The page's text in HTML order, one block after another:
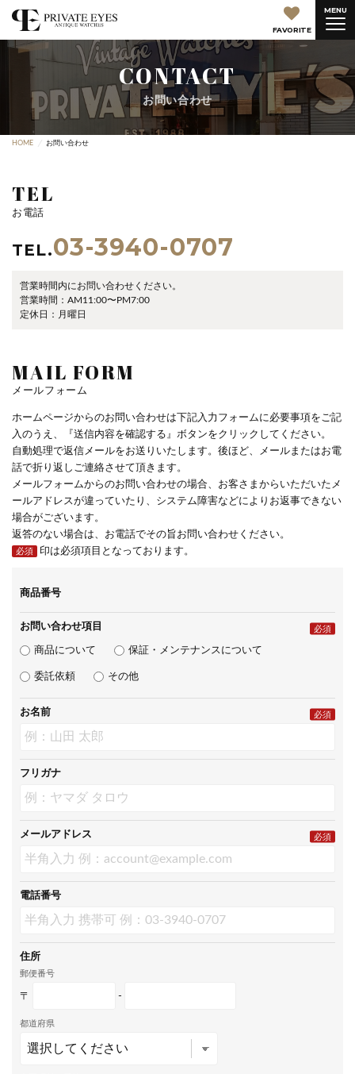
FAVORITE
MENU
CONTACT
お問い合わせ
HOME お問い合わせ
TEL
お電話
TEL.03-3940-0707
営業時間内にお問い合わせください。
営業時間：AM11:00〜PM7:00
定休日：月曜日
MAIL FORM
メールフォーム
ホームページからのお問い合わせは下記入力フォームに必要事項をご記
入のうえ、『送信内容を確認する』ボタンをクリックしてください。
自動処理で返信メールをお送りいたします。後ほど、メールまたはお電
話で折り返しご連絡させて頂きます。
メールフォームからのお問い合わせの場合、お客さまからいただいたメ
ールアドレスが違っていたり、システム障害などによりお返事できない
場合がございます。
返答のない場合は、お電話でその旨お問い合わせください。
必須 印は必須項目となっております。
商品番号
お問い合わせ項目 必須
商品について 保証・メンテナンスについて
委託依頼 その他
お名前 必須
フリガナ
メールアドレス 必須
電話番号
住所
郵便番号
〒 -
都道府県